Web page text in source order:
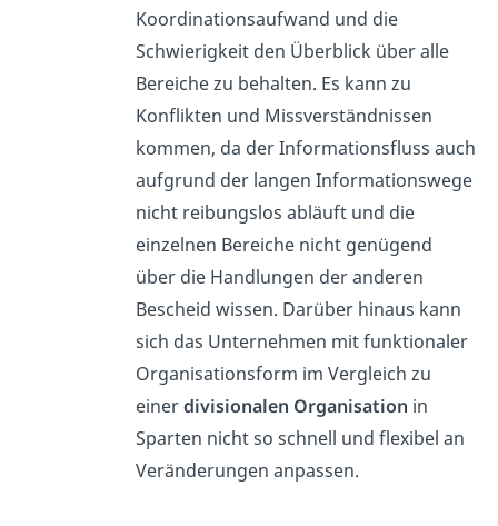
Koordinationsaufwand und die
Schwierigkeit den Überblick über alle
Bereiche zu behalten. Es kann zu
Konflikten und Missverständnissen
kommen, da der Informationsfluss auch
aufgrund der langen Informationswege
nicht reibungslos abläuft und die
einzelnen Bereiche nicht genügend
über die Handlungen der anderen
Bescheid wissen. Darüber hinaus kann
sich das Unternehmen mit funktionaler
Organisationsform im Vergleich zu
einerdivisionalen Organisation in
Sparten nicht so schnell und flexibel an
Veränderungen anpassen.